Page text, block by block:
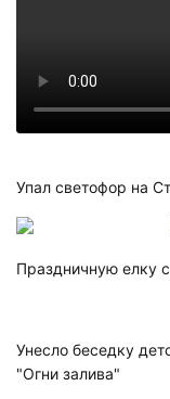
Упал светофор на
Праздничную елку
Унесло беседку
"Огни залива"